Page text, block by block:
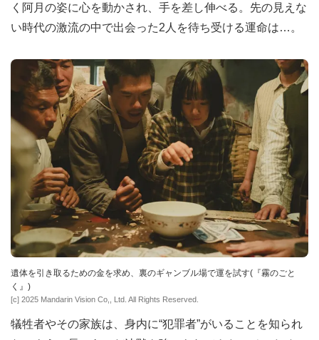
く阿月の姿に心を動かされ、手を差し伸べる。先の見えな
い時代の激流の中で出会った2人を待ち受ける運命は…。
遺体を引き取るための金を求め、裏のギャンブル場で運を試す(『霧のごと
く』)
[c] 2025 Mandarin Vision Co,, Ltd. All Rights Reserved.
犠牲者やその家族は、身内に“犯罪者”がいることを知られ